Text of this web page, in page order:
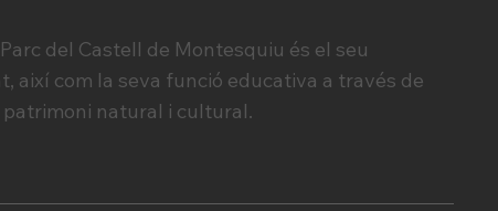
del Castell de Montesquiu és el seu
així com la seva funció educativa a través de
natural i cultural.